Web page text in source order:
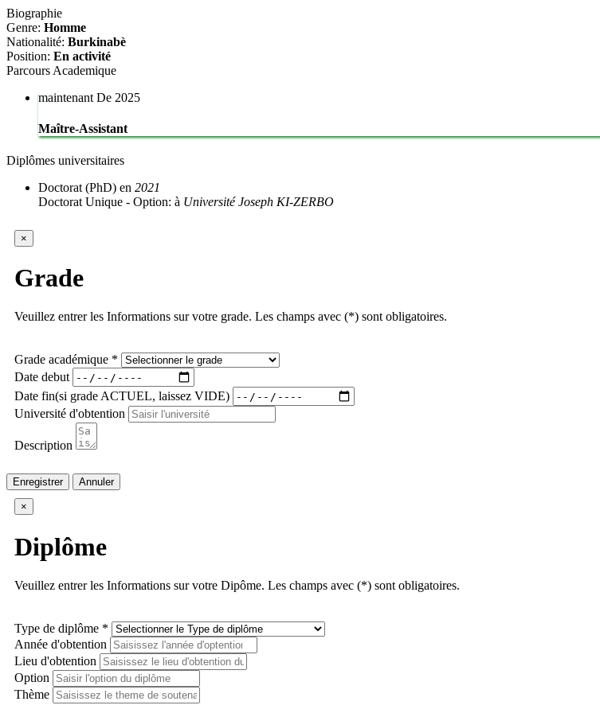
Biographie
Genre: Homme
Nationalité: Burkinabè
Position: En activité
Parcours Academique
maintenant De 2025
Maître-Assistant
Diplômes universitaires
Doctorat (PhD) en 2021
Doctorat Unique - Option: à Université Joseph KI-ZERBO
×
Grade
Veuillez entrer les Informations sur votre grade. Les champs avec (*) sont obligatoires.
Grade académique *
Date debut
Date fin(si grade ACTUEL, laissez VIDE)
Université d'obtention
Description
Enregistrer Annuler
×
Diplôme
Veuillez entrer les Informations sur votre Dipôme. Les champs avec (*) sont obligatoires.
Type de diplôme *
Année d'obtention
Lieu d'obtention
Option
Thème